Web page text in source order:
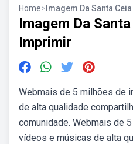
Home> Imagem Da Santa
Imagem Da
Imprimir
Webmais de 5 milhões de
de alta qualidade
comunidade. Webmais de
vídeos e músicas de alta